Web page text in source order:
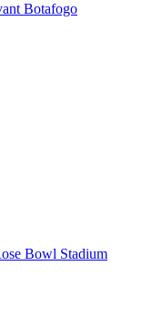
Botafogo
Bowl Stadium